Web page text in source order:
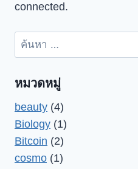
connected.
ค้นหา
สำหรับ:
หมวดหมู่
beauty (4)
Biology (1)
Bitcoin (2)
cosmo (1)